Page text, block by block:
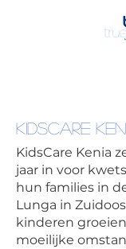
KIDSCARE
KidsCare Kenia
jaar in voor
hun families in
Lunga in
kinderen
moeilijke